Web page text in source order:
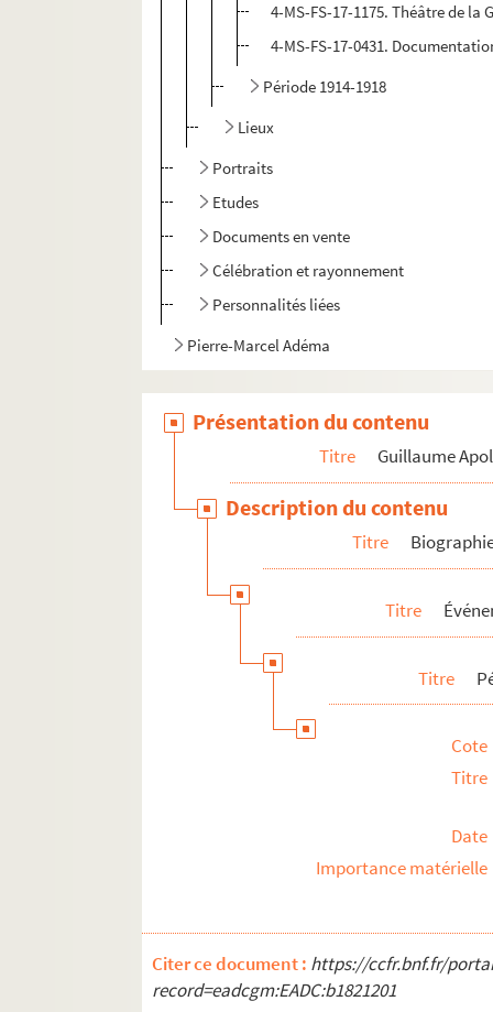
4-MS-FS-17-1175. Théâtre de
4-MS-FS-17-0431.
Période 1914-1918
Lieux
Portraits
Etudes
Documents en vente
Célébration et rayonnement
Personnalités liées
Pierre-Marcel Adéma
Présentation du contenu
Titre Guillaume
Description du contenu
Titre
Titre
Titre
Cote
Titre
Date
Importance matérielle
Citer ce document : https://ccfr.bnf.fr/
record=eadcgm:EADC:b1821201